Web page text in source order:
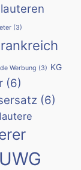
(3)
Werbung (3) KG
(6)
(6)
UWG